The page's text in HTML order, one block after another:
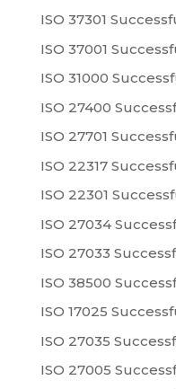
ISO 37301
ISO 37001
ISO 31000
ISO 27400
ISO 27701
ISO 22317
ISO 22301
ISO 27034
ISO 27033
ISO 38500
ISO 17025
ISO 27035
ISO 27005